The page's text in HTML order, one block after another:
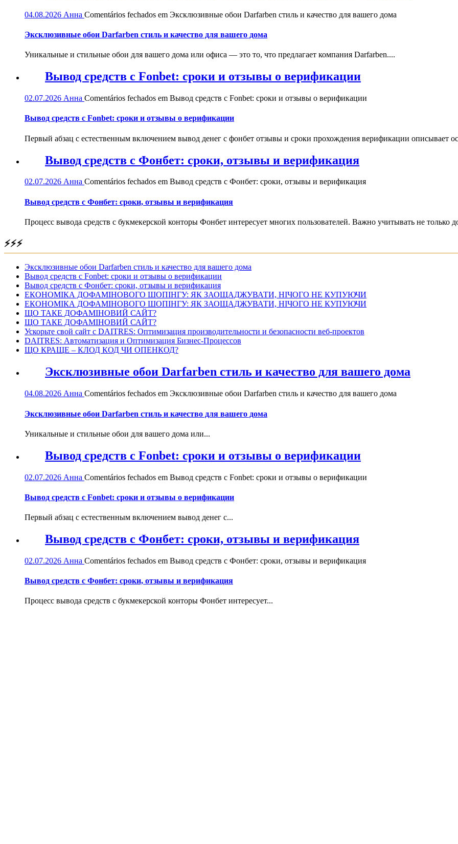
04.08.2026 Анна Comentários fechados em Эксклюзивные обои Darfarben стиль и качество для вашего дома
Эксклюзивные обои Darfarben стиль и качество для вашего дома
Уникальные и стильные обои для вашего дома или офиса — это то, что предлагает компания Darfarben....
Вывод средств с Fonbet: сроки и отзывы о верификации
02.07.2026 Анна Comentários fechados em Вывод средств с Fonbet: сроки и отзывы о верификации
Вывод средств с Fonbet: сроки и отзывы о верификации
Первый абзац с естественным включением вывод денег с фонбет отзывы и сроки прохождения верификации описывает
Вывод средств с Фонбет: сроки, отзывы и верификация
02.07.2026 Анна Comentários fechados em Вывод средств с Фонбет: сроки, отзывы и верификация
Вывод средств с Фонбет: сроки, отзывы и верификация
Процесс вывода средств с букмекерской конторы Фонбет интересует многих пользователей. Важно учитывать не только
⚡⚡⚡
Эксклюзивные обои Darfarben стиль и качество для вашего дома
Вывод средств с Fonbet: сроки и отзывы о верификации
Вывод средств с Фонбет: сроки, отзывы и верификация
ЕКОНОМІКА ДОФАМІНОВОГО ШОПІНГУ: ЯК ЗАОЩАДЖУВАТИ, НІЧОГО НЕ КУПУЮЧИ
ЕКОНОМІКА ДОФАМІНОВОГО ШОПІНГУ: ЯК ЗАОЩАДЖУВАТИ, НІЧОГО НЕ КУПУЮЧИ
ЩО ТАКЕ ДОФАМІНОВИЙ САЙТ?
ЩО ТАКЕ ДОФАМІНОВИЙ САЙТ?
Ускорьте свой сайт с DAITRES: Оптимизация производительности и безопасности веб-проектов
DAITRES: Автоматизация и Оптимизация Бизнес-Процессов
ЩО КРАЩЕ – КЛОД КОД ЧИ ОПЕНКОД?
Эксклюзивные обои Darfarben стиль и качество для вашего дома
04.08.2026 Анна Comentários fechados em Эксклюзивные обои Darfarben стиль и качество для вашего дома
Эксклюзивные обои Darfarben стиль и качество для вашего дома
Уникальные и стильные обои для вашего дома или...
Вывод средств с Fonbet: сроки и отзывы о верификации
02.07.2026 Анна Comentários fechados em Вывод средств с Fonbet: сроки и отзывы о верификации
Вывод средств с Fonbet: сроки и отзывы о верификации
Первый абзац с естественным включением вывод денег с...
Вывод средств с Фонбет: сроки, отзывы и верификация
02.07.2026 Анна Comentários fechados em Вывод средств с Фонбет: сроки, отзывы и верификация
Вывод средств с Фонбет: сроки, отзывы и верификация
Процесс вывода средств с букмекерской конторы Фонбет интересует...